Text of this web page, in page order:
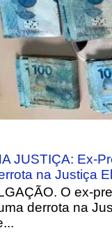
JUSTIÇA: Ex-
na Justiça
O ex-
derrota na